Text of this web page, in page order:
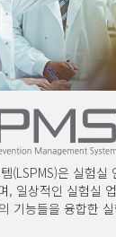
(LSPMS)은 실험실
, 일상적인 실험실
기능들을 융합한